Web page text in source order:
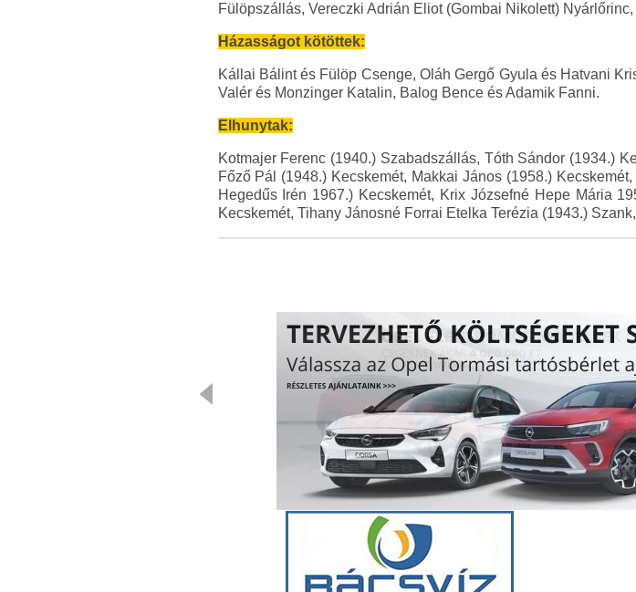
Fülöpszállás, Vereczki Adrián Eliot (Gombai Nikolett)
Házasságot kötöttek:
Kállai Bálint és Fülöp Csenge, Oláh Gergő Gyula és Hatvani
Valér és Monzinger Katalin, Balog Bence és Adamik Fanni.
Elhunytak:
Kotmajer Ferenc (1940.) Szabadszállás, Tóth Sándor (1934.)
Főző Pál (1948.) Kecskemét, Makkai János (1958.)
Hegedűs Irén 1967.) Kecskemét, Krix Józsefné Hepe Mária
Kecskemét, Tihany Jánosné Forrai Etelka Terézia (1943.)